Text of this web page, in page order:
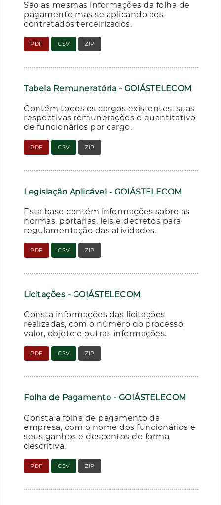
São as mesmas informações da folha de
pagamento mas se aplicando aos
contratados terceirizados.
PDF CSV ZIP
Tabela Remuneratória - GOIÁSTELECOM
Contém todos os cargos existentes, suas
respectivas remunerações e quantitativo
de funcionários por cargo.
PDF CSV ZIP
Legislação Aplicável - GOIÁSTELECOM
Esta base contém informações sobre as
normas, portarias, leis e decretos para
regulamentação das atividades.
PDF CSV ZIP
Licitações - GOIÁSTELECOM
Consta informações das licitações
realizadas, com o número do processo,
valor, objeto e outras informações.
PDF CSV ZIP
Folha de Pagamento - GOIÁSTELECOM
Consta a folha de pagamento da
empresa, com o nome dos funcionários e
seus ganhos e descontos de forma
descritiva.
PDF CSV ZIP